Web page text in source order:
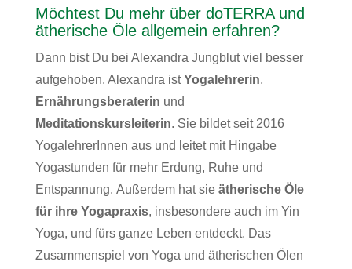
Möchtest Du mehr über doTERRA und
ätherische Öle allgemein erfahren?
Dann bist Du bei Alexandra Jungblut viel besser
aufgehoben. Alexandra istYogalehrerin,
Ernährungsberaterin und
Meditationskursleiterin. Sie bildet seit 2016
YogalehrerInnen aus und leitet mit Hingabe
Yogastunden für mehr Erdung, Ruhe und
Entspannung. Außerdem hat sie ätherische Öle
für ihre Yogapraxis, insbesondere auch im Yin
Yoga, und fürs ganze Leben entdeckt. Das
Zusammenspiel von Yoga und ätherischen Ölen